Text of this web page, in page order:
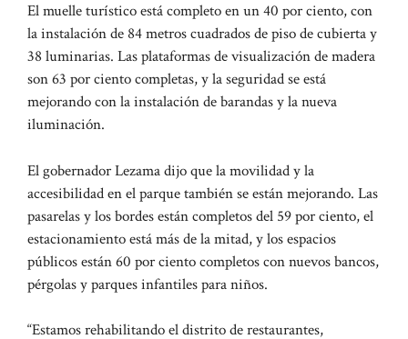
El muelle turístico está completo en un 40 por ciento, con
la instalación de 84 metros cuadrados de piso de cubierta y
38 luminarias. Las plataformas de visualización de madera
son 63 por ciento completas, y la seguridad se está
mejorando con la instalación de barandas y la nueva
iluminación.
El gobernador Lezama dijo que la movilidad y la
accesibilidad en el parque también se están mejorando. Las
pasarelas y los bordes están completos del 59 por ciento, el
estacionamiento está más de la mitad, y los espacios
públicos están 60 por ciento completos con nuevos bancos,
pérgolas y parques infantiles para niños.
“Estamos rehabilitando el distrito de restaurantes,